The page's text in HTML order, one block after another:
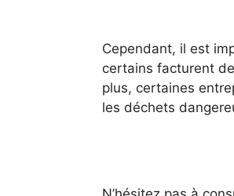
Cependant, il est
certains facturent
plus, certaines
les déchets